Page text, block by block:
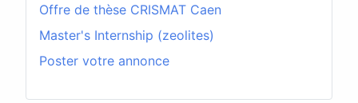
Offre de thèse CRISMAT Caen
Master's Internship (zeolites)
Poster votre annonce